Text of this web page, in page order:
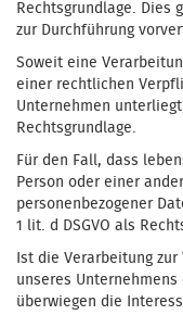
Rechtsgrundlage. Dies
zur Durchführung
Soweit eine
einer rechtlichen
Unternehmen
Rechtsgrundlage.
Für den Fall, dass
Person oder einer
personenbezogener
1 lit. d DSGVO als
Ist die Verarbeitung
unseres
überwiegen die